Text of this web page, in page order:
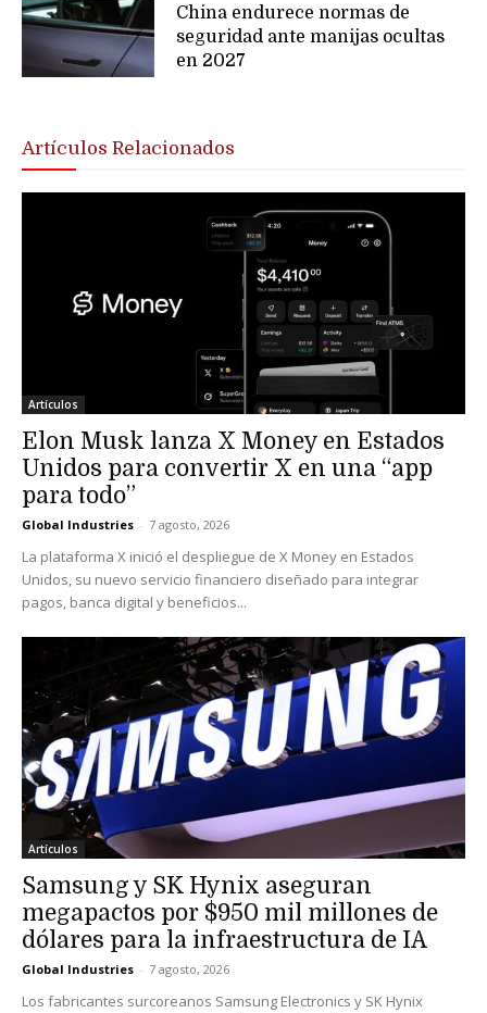
China endurece normas de
seguridad ante manijas ocultas
en 2027
Artículos Relacionados
Artículos
Elon Musk lanza X Money en Estados
Unidos para convertir X en una “app
para todo”
Global Industries - 7 agosto, 2026
La plataforma X inició el despliegue de X Money en Estados
Unidos, su nuevo servicio financiero diseñado para integrar
pagos, banca digital y beneficios...
Artículos
Samsung y SK Hynix aseguran
megapactos por $950 mil millones de
dólares para la infraestructura de IA
Global Industries - 7 agosto, 2026
Los fabricantes surcoreanos Samsung Electronics y SK Hynix